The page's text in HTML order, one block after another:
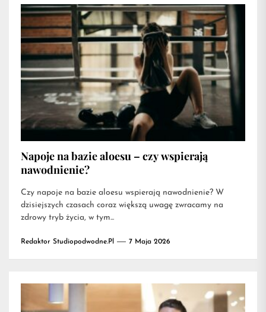
Napoje na bazie aloesu – czy wspierają
nawodnienie?
Czy napoje na bazie aloesu wspierają nawodnienie? W
dzisiejszych czasach coraz większą uwagę zwracamy na
zdrowy tryb życia, w tym...
Redaktor Studiopodwodne.pl 7 Maja 2026